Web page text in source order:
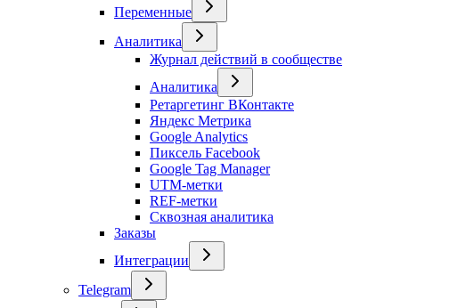
Переменные
Аналитика
Журнал действий в сообществе
Аналитика
Ретаргетинг ВКонтакте
Яндекс Метрика
Google Analytics
Пиксель Facebook
Google Tag Manager
UTM-метки
REF-метки
Сквозная аналитика
Заказы
Интеграции
Telegram